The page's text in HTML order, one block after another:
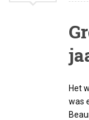
Het
was